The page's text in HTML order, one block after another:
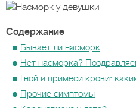
Содержание
Бывает ли насморк
Нет насморка?
Гной и примеси крови:
Прочие симптомы